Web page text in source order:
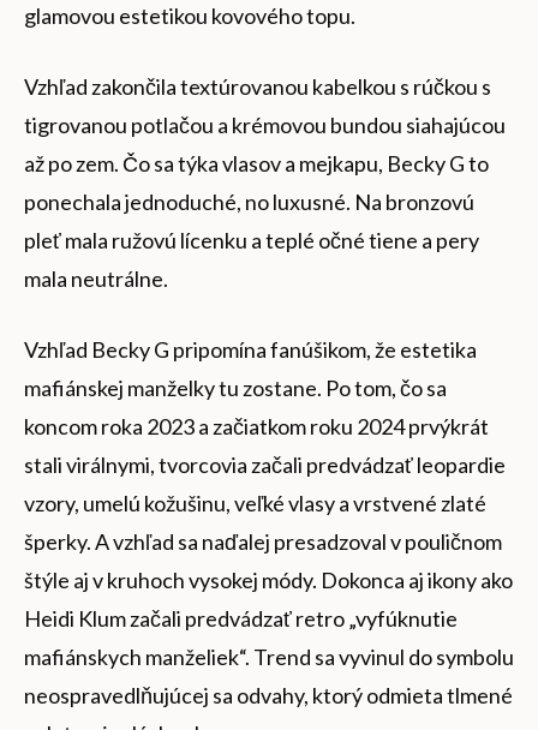
glamovou estetikou kovového topu.
Vzhľad zakončila textúrovanou kabelkou s rúčkou s
tigrovanou potlačou a krémovou bundou siahajúcou
až po zem. Čo sa týka vlasov a mejkapu, Becky G to
ponechala jednoduché, no luxusné. Na bronzovú
pleť mala ružovú lícenku a teplé očné tiene a pery
mala neutrálne.
Vzhľad Becky G pripomína fanúšikom, že estetika
mafiánskej manželky tu zostane. Po tom, čo sa
koncom roka 2023 a začiatkom roku 2024 prvýkrát
stali virálnymi, tvorcovia začali predvádzať leopardie
vzory, umelú kožušinu, veľké vlasy a vrstvené zlaté
šperky. A vzhľad sa naďalej presadzoval v pouličnom
štýle aj v kruhoch vysokej módy. Dokonca aj ikony ako
Heidi Klum začali predvádzať retro „vyfúknutie
mafiánskych manželiek“. Trend sa vyvinul do symbolu
neospravedlňujúcej sa odvahy, ktorý odmieta tlmené